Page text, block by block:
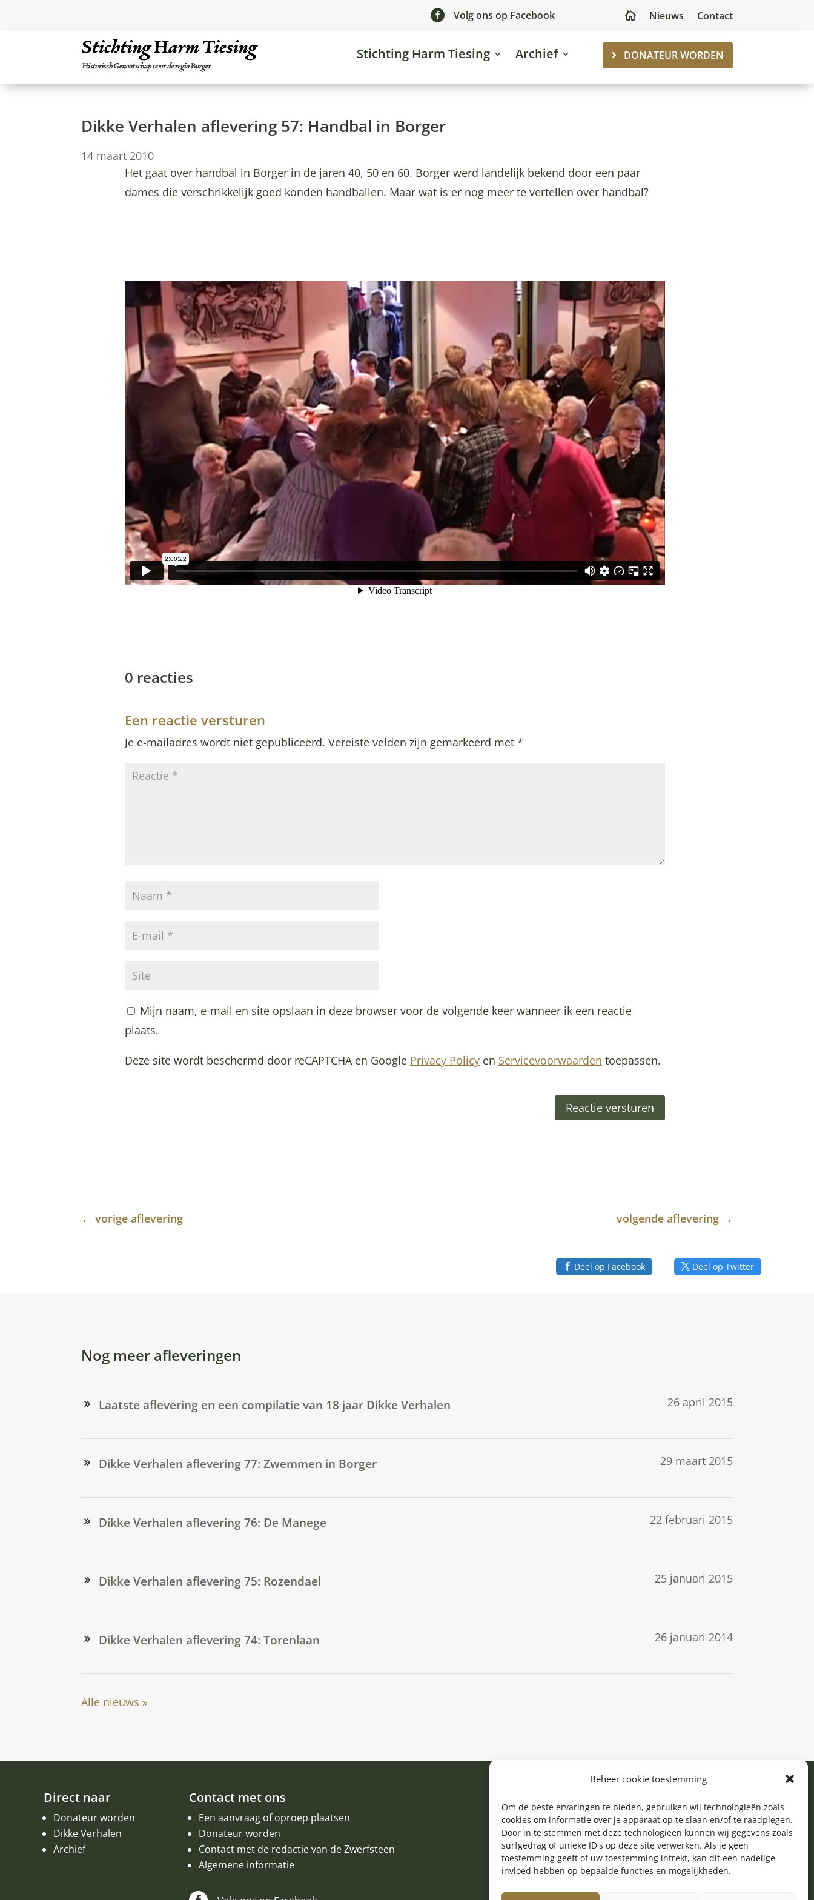
Beheer cookie toestemming
Om de beste ervaringen te bieden, gebruiken wij technologieën zoals
cookies om informatie over je apparaat op te slaan en/of te raadplegen.
Door in te stemmen met deze technologieën kunnen wij gegevens zoals
surfgedrag of unieke ID's op deze site verwerken. Als je geen
toestemming geeft of uw toestemming intrekt, kan dit een nadelige
invloed hebben op bepaalde functies en mogelijkheden.
 Volg ons op Facebook  Nieuws Contact
Stichting Harm Tiesing Archief DONATEUR WORDEN
Dikke Verhalen aflevering 57: Handbal in Borger
14 maart 2010
Het gaat over handbal in Borger in de jaren 40, 50 en 60. Borger werd landelijk bekend door een paar
dames die verschrikkelijk goed konden handballen. Maar wat is er nog meer te vertellen over handbal?
0 reacties
Een reactie versturen
Je e-mailadres wordt niet gepubliceerd. Vereiste velden zijn gemarkeerd met *
Mijn naam, e-mail en site opslaan in deze browser voor de volgende keer wanneer ik een reactie
plaats.
Deze site wordt beschermd door reCAPTCHA en Google Privacy Policyen Servicevoorwaarden toepassen.
Reactie versturen
←vorige aflevering volgende aflevering→
Deel op Facebook Deel op Twitter
Nog meer afleveringen
Laatste aflevering en een compilatie van 18 jaar Dikke Verhalen 26 april 2015
Dikke Verhalen aflevering 77: Zwemmen in Borger 29 maart 2015
Dikke Verhalen aflevering 76: De Manege 22 februari 2015
Dikke Verhalen aflevering 75: Rozendael 25 januari 2015
Dikke Verhalen aflevering 74: Torenlaan 26 januari 2014
Alle nieuws »
Direct naar
Donateur worden
Dikke Verhalen
Archief
Contact met ons
Een aanvraag of oproep plaatsen
Donateur worden
Contact met de redactie van de Zwerfsteen
Algemene informatie